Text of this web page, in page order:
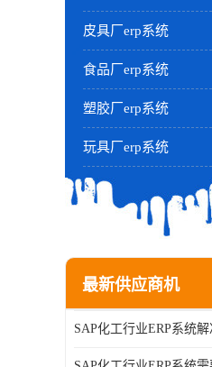
皮具厂erp系统
食品厂erp系统
塑胶厂erp系统
玩具厂erp系统
最新供应商机